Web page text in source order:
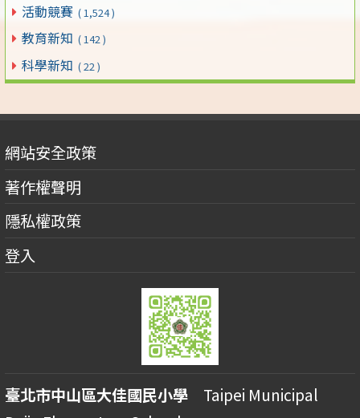
活動競賽 ( 1,524 )
教育新知 ( 142 )
科學新知 ( 22 )
網站安全政策
著作權聲明
隱私權政策
登入
臺北市中山區大佳國民小學 Taipei Municipal